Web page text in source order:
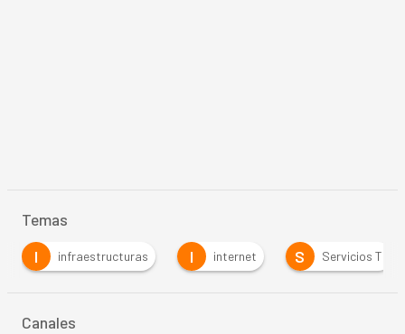
Temas
I
infraestructuras I internet S Servicios TI
Canales